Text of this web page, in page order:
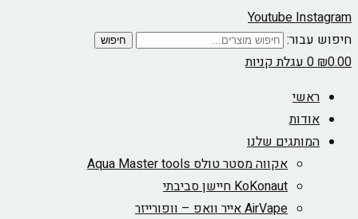
YoutubeInstagram
חיפוש עבור:
חיפוש
₪0.00
0עגלת קניות
ראשי
אודות
המותגים שלנו
אקווה מסטר טולס Aqua Master tools
KoKonaut חיישן סביבתי
AirVape אייר וואפ – וופורייזר